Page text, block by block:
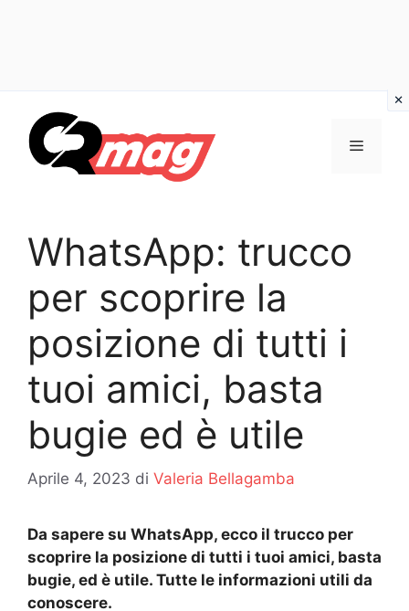
contenuto
Menu
WhatsApp: trucco
per scoprire la
posizione di tutti i
tuoi amici, basta
bugie ed è utile
Aprile 4, 2023 di Valeria Bellagamba
Da sapere su WhatsApp, ecco il trucco per
scoprire la posizione di tutti i tuoi amici, basta
bugie, ed è utile. Tutte le informazioni utili da
conoscere.